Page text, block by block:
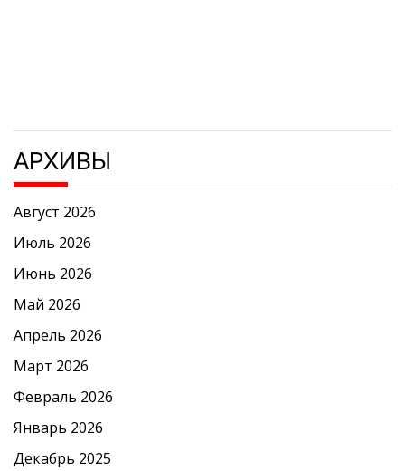
АРХИВЫ
Август 2026
Июль 2026
Июнь 2026
Май 2026
Апрель 2026
Март 2026
Февраль 2026
Январь 2026
Декабрь 2025